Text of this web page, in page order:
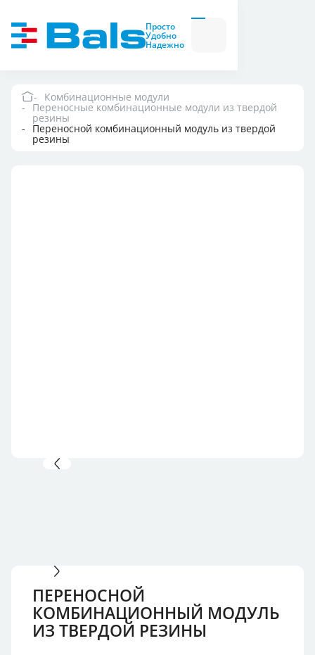
Просто
Удобно
Надежно
Вилки
и
розетки
модули
Вилки и розетки
Компания
Комбинационные модули
Переносные комбинационные модули из твердой
резины
Переносной комбинационный модуль из твердой
резины
ПЕРЕНОСНОЙ
КОМБИНАЦИОННЫЙ МОДУЛЬ
ИЗ ТВЕРДОЙ РЕЗИНЫ